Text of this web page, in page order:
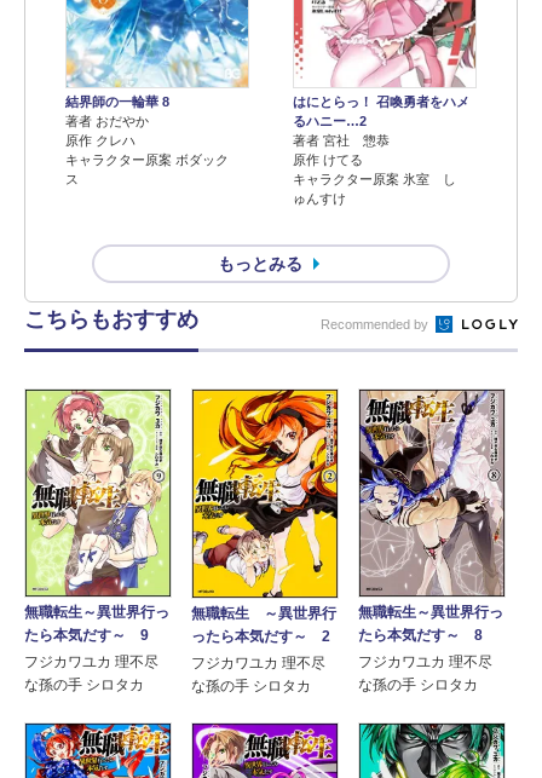
結界師の一輪華 8
著者 おだやか
原作 クレハ
キャラクター原案 ボダック
ス
はにとらっ！ 召喚勇者をハメ
るハニー…2
著者 宮社 惣恭
原作 けてる
キャラクター原案 氷室 し
ゅんすけ
もっとみる
こちらもおすすめ Recommended by
無職転生～異世界行っ
たら本気だす～ 9
フジカワユカ 理不尽
な孫の手 シロタカ
無職転生 ～異世界行
ったら本気だす～ 2
フジカワユカ 理不尽
な孫の手 シロタカ
無職転生～異世界行っ
たら本気だす～ 8
フジカワユカ 理不尽
な孫の手 シロタカ